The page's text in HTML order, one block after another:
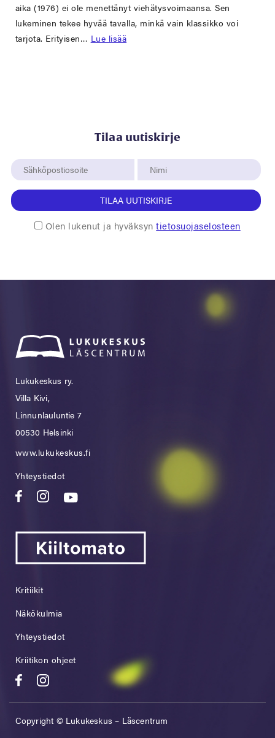
aika (1976) ei ole menettänyt viehätysvoimaansa. Sen
lukeminen tekee hyvää tavalla, minkä vain klassikko voi
tarjota. Erityisen… Lue lisää
Tilaa uutiskirje
TILAA UUTISKIRJE
Olen lukenut ja hyväksyntietosuojaselosteen
Lukukeskus ry.
Villa Kivi,
Linnunlauluntie 7
00530 Helsinki
www.lukukeskus.fi
Yhteystiedot
Kritiikit
Näkökulmia
Yhteystiedot
Kriitikon ohjeet
Copyright © Lukukeskus – Läscentrum